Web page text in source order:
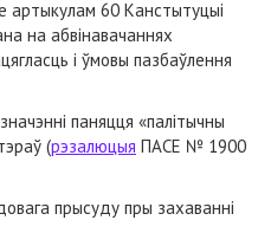
артыкулам 60 Канстытуцыі
на абвінавачаннях
і ўмовы пазбаўлення
паняцця «палітычны
(рэзалюцыя ПАСЕ № 1900
прысуду пры захаванні